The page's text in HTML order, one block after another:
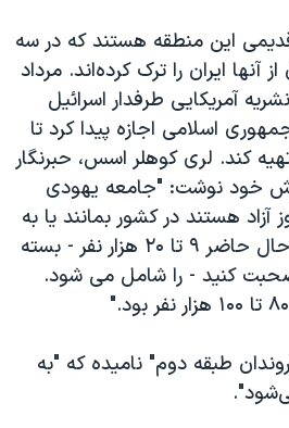
قدیمی این منطقه هستند که در سه
آنها ایران را ترک کرده‌اند. مرداد
آمریکایی طرفدار اسرائیل
اسلامی اجازه پیدا کرد تا
کند. لری کوهلر اسس، حبرنگار
خود نوشت: "جامعه یهودی
آزاد هستند در کشور بمانند یا به
خارج مهاجرت کنند، در حال حاضر ۹ تا ۲۰ هزار نفر - بسته
کنید - را شامل می شود.
طبقه دوم" نامیده که "به